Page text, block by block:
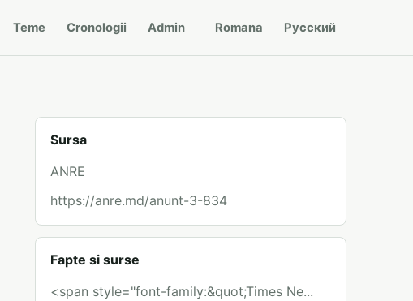
Teme Cronologii Admin Romana Русский
Sursa
ANRE
https://anre.md/anunt-3-834
Fapte si surse
<span style="font-family:&quot;Times Ne...